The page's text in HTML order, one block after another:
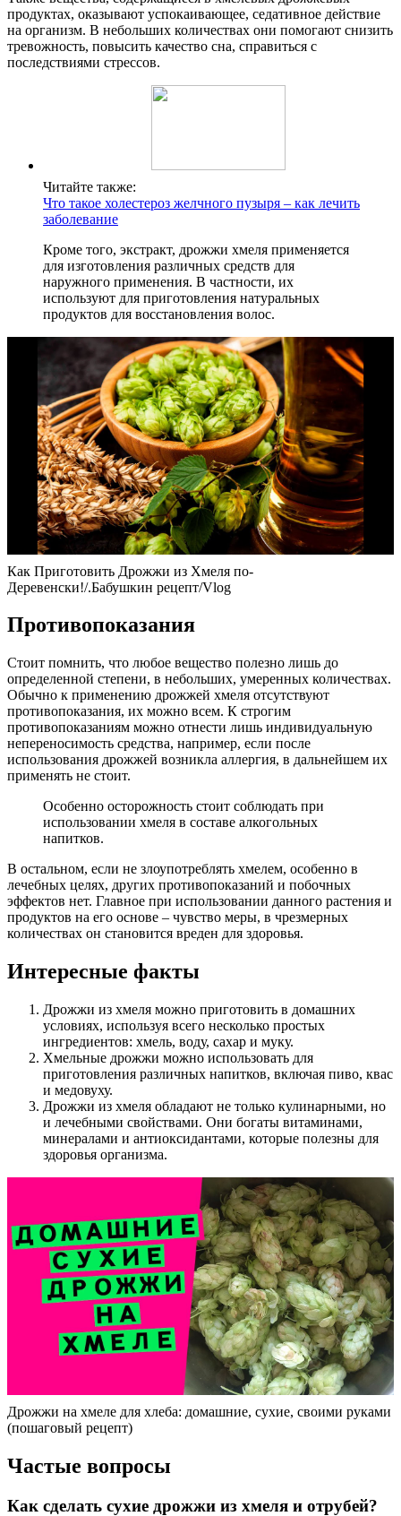
продуктах, оказывают успокаивающее, седативное действие
на организм. В небольших количествах они помогают снизить
тревожность, повысить качество сна, справиться с
последствиями стрессов.
Читайте также:
Что такое холестероз желчного пузыря – как лечить
заболевание
Кроме того, экстракт, дрожжи хмеля применяется
для изготовления различных средств для
наружного применения. В частности, их
используют для приготовления натуральных
продуктов для восстановления волос.
Как Приготовить Дрожжи из Хмеля по-
Деревенски!/.Бабушкин рецепт/Vlog
Противопоказания
Стоит помнить, что любое вещество полезно лишь до
определенной степени, в небольших, умеренных количествах.
Обычно к применению дрожжей хмеля отсутствуют
противопоказания, их можно всем. К строгим
противопоказаниям можно отнести лишь индивидуальную
непереносимость средства, например, если после
использования дрожжей возникла аллергия, в дальнейшем их
применять не стоит.
Особенно осторожность стоит соблюдать при
использовании хмеля в составе алкогольных
напитков.
В остальном, если не злоупотреблять хмелем, особенно в
лечебных целях, других противопоказаний и побочных
эффектов нет. Главное при использовании данного растения и
продуктов на его основе – чувство меры, в чрезмерных
количествах он становится вреден для здоровья.
Интересные факты
Дрожжи из хмеля можно приготовить в домашних
условиях, используя всего несколько простых
ингредиентов: хмель, воду, сахар и муку.
Хмельные дрожжи можно использовать для
приготовления различных напитков, включая пиво, квас
и медовуху.
Дрожжи из хмеля обладают не только кулинарными, но
и лечебными свойствами. Они богаты витаминами,
минералами и антиоксидантами, которые полезны для
здоровья организма.
Дрожжи на хмеле для хлеба: домашние, сухие, своими руками
(пошаговый рецепт)
Частые вопросы
Как сделать сухие дрожжи из хмеля и отрубей?